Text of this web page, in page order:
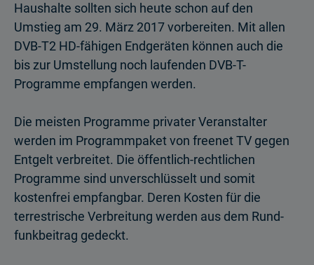
Haushalte sollten sich heute schon auf den
Umstieg am 29. März 2017 vorbereiten. Mit allen
DVB-T2 HD-fähigen Endgeräten können auch die
bis zur Umstellung noch laufenden DVB-T-
Programme empfangen werden.
Die meisten Programme privater Veranstalter
werden im Programm­paket von freenet TV gegen
Entgelt verbreitet. Die öffentlich-rechtlichen
Programme sind unverschlüsselt und somit
kostenfrei empfangbar. Deren Kosten für die
terrestrische Verbreitung werden aus dem Rund­
funkbeitrag gedeckt.